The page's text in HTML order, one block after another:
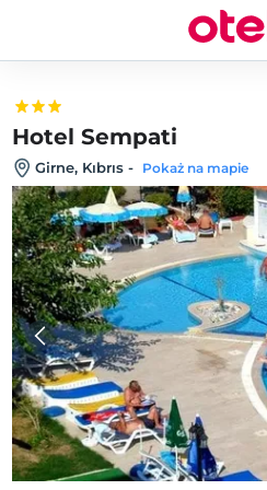
Hotel Sempati
Girne, Kıbrıs - Pokaż na mapie